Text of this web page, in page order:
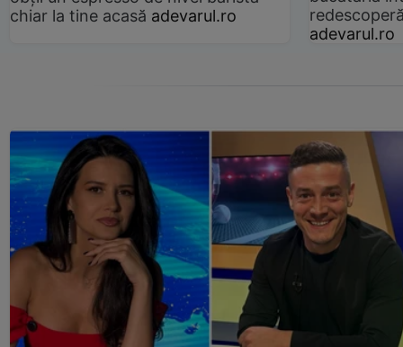
chiar la tine acasă adevarul.ro
adevarul.ro